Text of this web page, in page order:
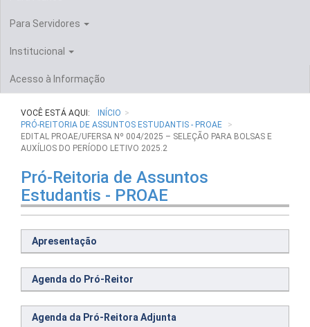
Para Servidores
Institucional
Acesso à Informação
VOCÊ ESTÁ AQUI:
INÍCIO
PRÓ-REITORIA DE ASSUNTOS ESTUDANTIS - PROAE
EDITAL PROAE/UFERSA Nº 004/2025 – SELEÇÃO PARA BOLSAS E
AUXÍLIOS DO PERÍODO LETIVO 2025.2
Pró-Reitoria de Assuntos
Estudantis - PROAE
Apresentação
Agenda do Pró-Reitor
Agenda da Pró-Reitora Adjunta